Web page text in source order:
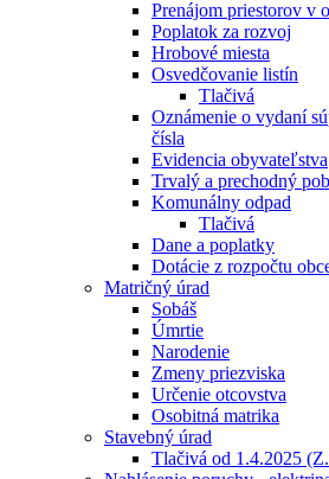
Prenájom priestorov v
Poplatok za rozvoj
Hrobové miesta
Osvedčovanie listín
Tlačivá
Oznámenie o vydaní
čísla
Evidencia obyvateľstva
Trvalý a prechodný
Komunálny odpad
Tlačivá
Dane a poplatky
Dotácie z rozpočtu
Matričný úrad
Sobáš
Úmrtie
Narodenie
Zmeny priezviska
Určenie otcovstva
Osobitná matrika
Stavebný úrad
Tlačivá od 1.4.2025